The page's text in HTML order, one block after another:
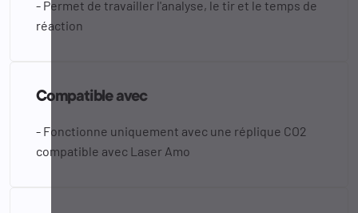
- Permet de travailler l'analyse, le tir et le temps de
réaction
Compatible avec
- Fonctionne uniquement avec une réplique CO2
compatible avec Laser Amo